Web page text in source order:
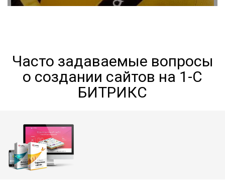
Часто задаваемые вопросы
о создании сайтов на 1-С
БИТРИКС